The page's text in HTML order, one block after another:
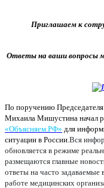
Приглашаем к
Ответы на ваши вопросы
По поручению
Михаила Мишустина начал
«Объясняем.РФ» для
ситуации в России. Вся
обновляется в режиме
размещаются главные
ответы на часто
работе медицинских